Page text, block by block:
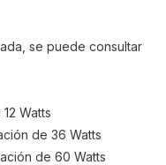
se puede consultar
Watts
de 36 Watts
de 60 Watts